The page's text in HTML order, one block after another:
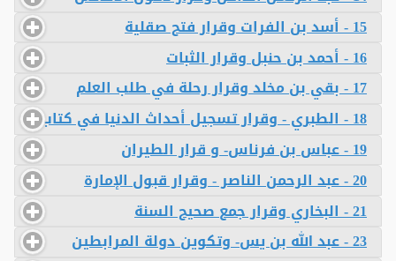
15 - أسد بن الفرات وقرار فتح صقلية
16 - أحمد بن حنبل وقرار الثبات
17 - بقي بن مخلد وقرار رحلة في طلب العلم
18 - الطبري - وقرار تسجيل أحداث الدنيا في كتاب
19 - عباس بن فرناس- و قرار الطيران
20 - عبد الرحمن الناصر - وقرار قبول الإمارة
21 - البخاري وقرار جمع صحيح السنة
23 - عبد الله بن يس- وتكوين دولة المرابطين